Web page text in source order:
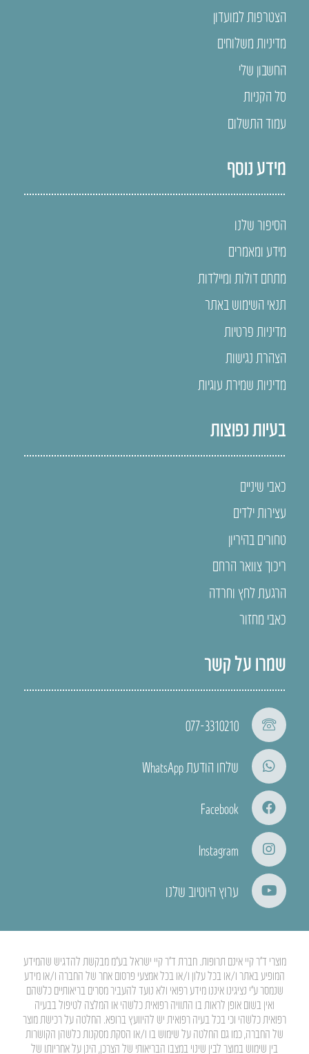
הצטרפות למועדון
מדיניות משלוחים
החשבון שלי
סל הקניות
עמוד התשלום
מידע נוסף
הסיפור שלנו
מידע ומאמרים
מתחם דולות ומיילדות
תנאי השימוש באתר
מדיניות פרטיות
הצהרת נגישות
מדיניות שמירת עוגיות
בעיות נפוצות
כאבי שיניים
עצירות ילדים
טחורים בהיריון
ריכוך צוואר הרחם
הרגעת לחץ וחרדה
כאבי מחזור
שמרו על קשר
077-3310210
שלחו הודעת WhatsApp
Facebook
Instagram
ערוץ היוטיוב שלנו
מוצרי ד”ר קיי אינם תרופות. חברת ד”ר קיי ישראל בע”מ מבקשת להדגיש שהמידע
המופיע באתר ו/או בכל עלון ו/או בכל אמצעי פרסום אחר של החברה ו/או מידע
שנמסר ע”י נציגינו איננו מידע רפואי ולא נועד להעביר מסרים בריאותיים כלשהם
ואין בשום אופן לראות בו התוויה רפואית כלשהי או המלצה לטיפול בבעיה
רפואית כלשהי וכי בכל בעיה רפואית יש להיוועץ ברופא. החלטה על רכישת מוצר
של החברה, כמו גם החלטה על שימוש בו ו/או הסקת מסקנות כלשהן הקושרות
בין שימוש במוצר לבין שינוי במצבו הבריאותי של הצרכן, הינן על אחריותו של